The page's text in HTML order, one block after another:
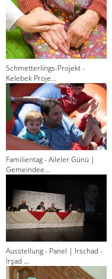
Schmetterlings-Projekt -
Kelebek Proje...
Familientag - Aileler Günü |
Gemeindee...
Ausstellung - Panel | Irschad -
İrşad ...